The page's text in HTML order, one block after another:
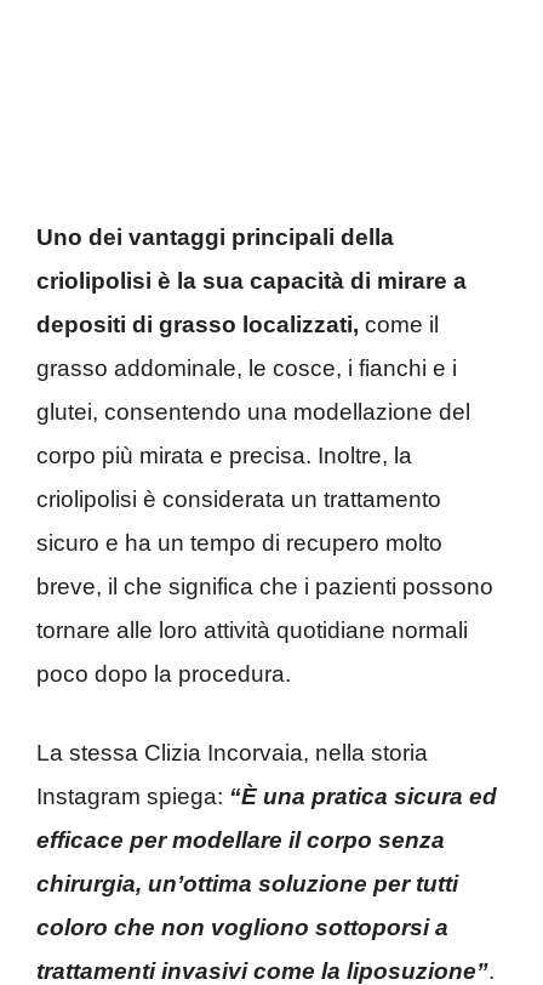
Uno dei vantaggi principali della
criolipolisi è la sua capacità di mirare a
depositi di grasso localizzati, come il
grasso addominale, le cosce, i fianchi e i
glutei, consentendo una modellazione del
corpo più mirata e precisa. Inoltre, la
criolipolisi è considerata un trattamento
sicuro e ha un tempo di recupero molto
breve, il che significa che i pazienti possono
tornare alle loro attività quotidiane normali
poco dopo la procedura.
La stessa Clizia Incorvaia, nella storia
Instagram spiega: “È una pratica sicura ed
efficace per modellare il corpo senza
chirurgia, un’ottima soluzione per tutti
coloro che non vogliono sottoporsi a
trattamenti invasivi come la liposuzione”.